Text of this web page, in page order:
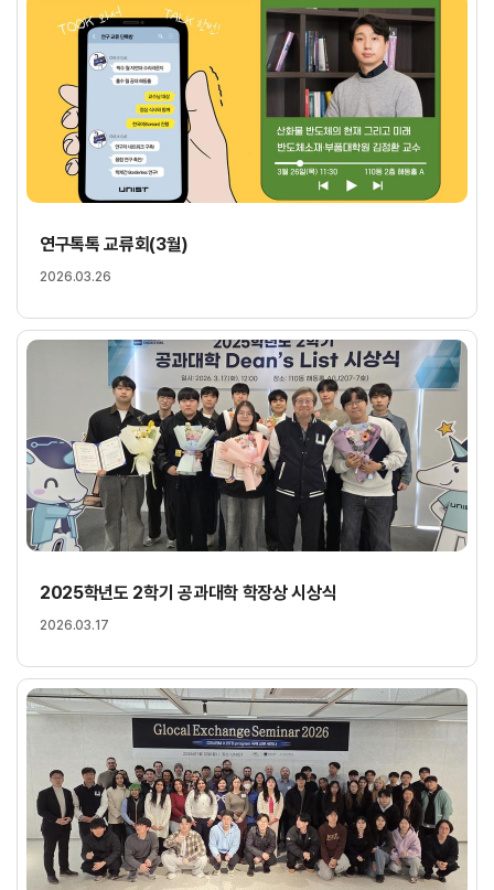
연구톡톡 교류회(3월)
2026.03.26
2025학년도 2학기 공과대학 학장상 시상식
2026.03.17